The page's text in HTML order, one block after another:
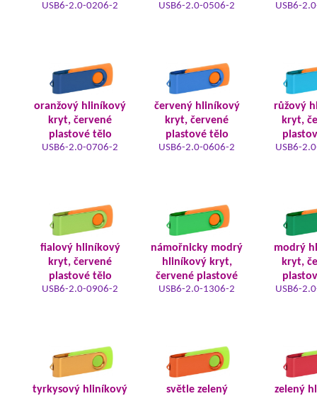
USB6-2.0-0206-2 USB6-2.0-0506-2 USB6-
oranžový hliníkový
kryt, červené
plastové tělo
USB6-2.0-0706-2
červený hliníkový
kryt, červené
plastové tělo
USB6-2.0-0606-2
růžový
kryt,
USB6-
fialový hliníkový
kryt, červené
plastové tělo
USB6-2.0-0906-2
námořnicky modrý
hliníkový kryt,
červené plastové
USB6-2.0-1306-2
modrý
kryt,
USB6-
tyrkysový hliníkový
světle zelený
zelený